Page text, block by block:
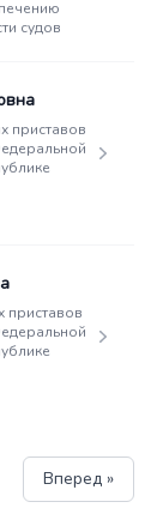
судов
приставов
приставов
Вперед »